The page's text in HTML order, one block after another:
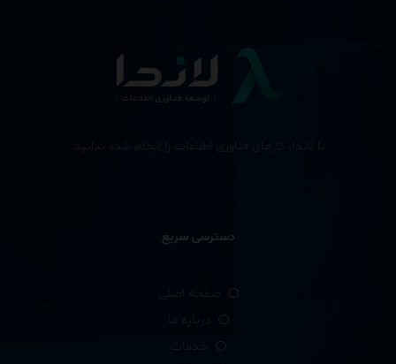
با لاندا، کارهای فناوری اطلاعات را انجام شده بدانید.
دسترسی سریع
صفحه اصلی